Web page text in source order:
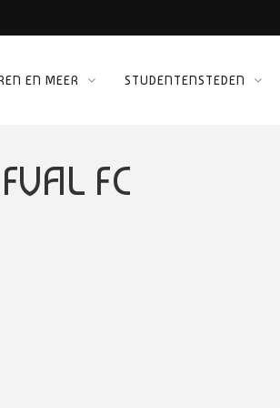
EN MEER STUDENTENSTEDEN
FC